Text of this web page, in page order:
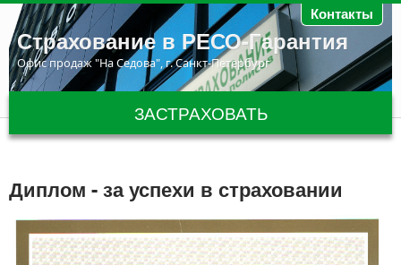
Перейти к основному содержанию Контакты
Страхование в РЕСО-Гарантия
Офис продаж "На Седова", г. Санкт-Петербург
ЗАСТРАХОВАТЬ
Диплом - за успехи в страховании